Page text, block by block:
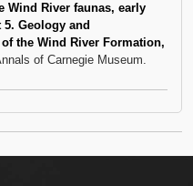
Wind River faunas, early
Geology and
the Wind River Formation,
of Carnegie Museum.